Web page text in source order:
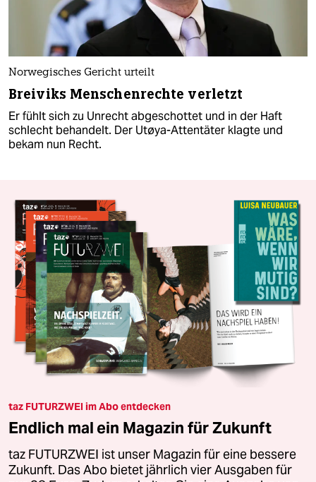
Norwegisches Gericht urteilt
Breiviks Menschenrechte verletzt
Er fühlt sich zu Unrecht abgeschottet und in der Haft
schlecht behandelt. Der Utøya-Attentäter klagte und
bekam nun Recht.
taz FUTURZWEI im Abo entdecken
Endlich mal ein Magazin für Zukunft
taz FUTURZWEI ist unser Magazin für eine bessere
Zukunft. Das Abo bietet jährlich vier Ausgaben für